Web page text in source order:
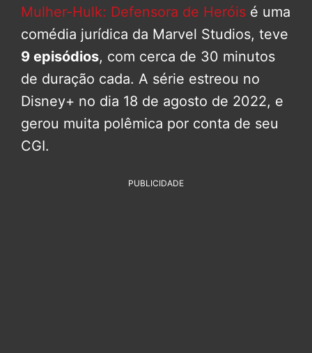
Mulher-Hulk: Defensora de Heróis é uma
comédia jurídica da Marvel Studios, teve
9 episódios, com cerca de 30 minutos
de duração cada. A série estreou no
Disney+ no dia 18 de agosto de 2022, e
gerou muita polêmica por conta de seu
CGI.
PUBLICIDADE